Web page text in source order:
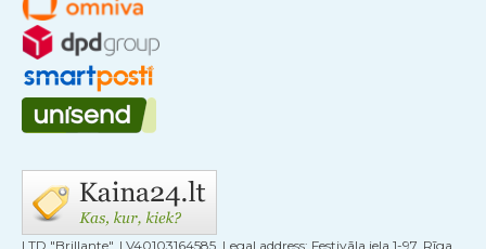
LTD "Brillante", LV40103164585, Legal address: Festivāla iela 1-97, Rīga,